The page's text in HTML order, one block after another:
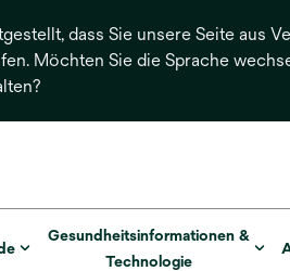
dass Sie unsere Seite aus
Möchten Sie die Sprache
Gesundheitsinformationen &
Technologie